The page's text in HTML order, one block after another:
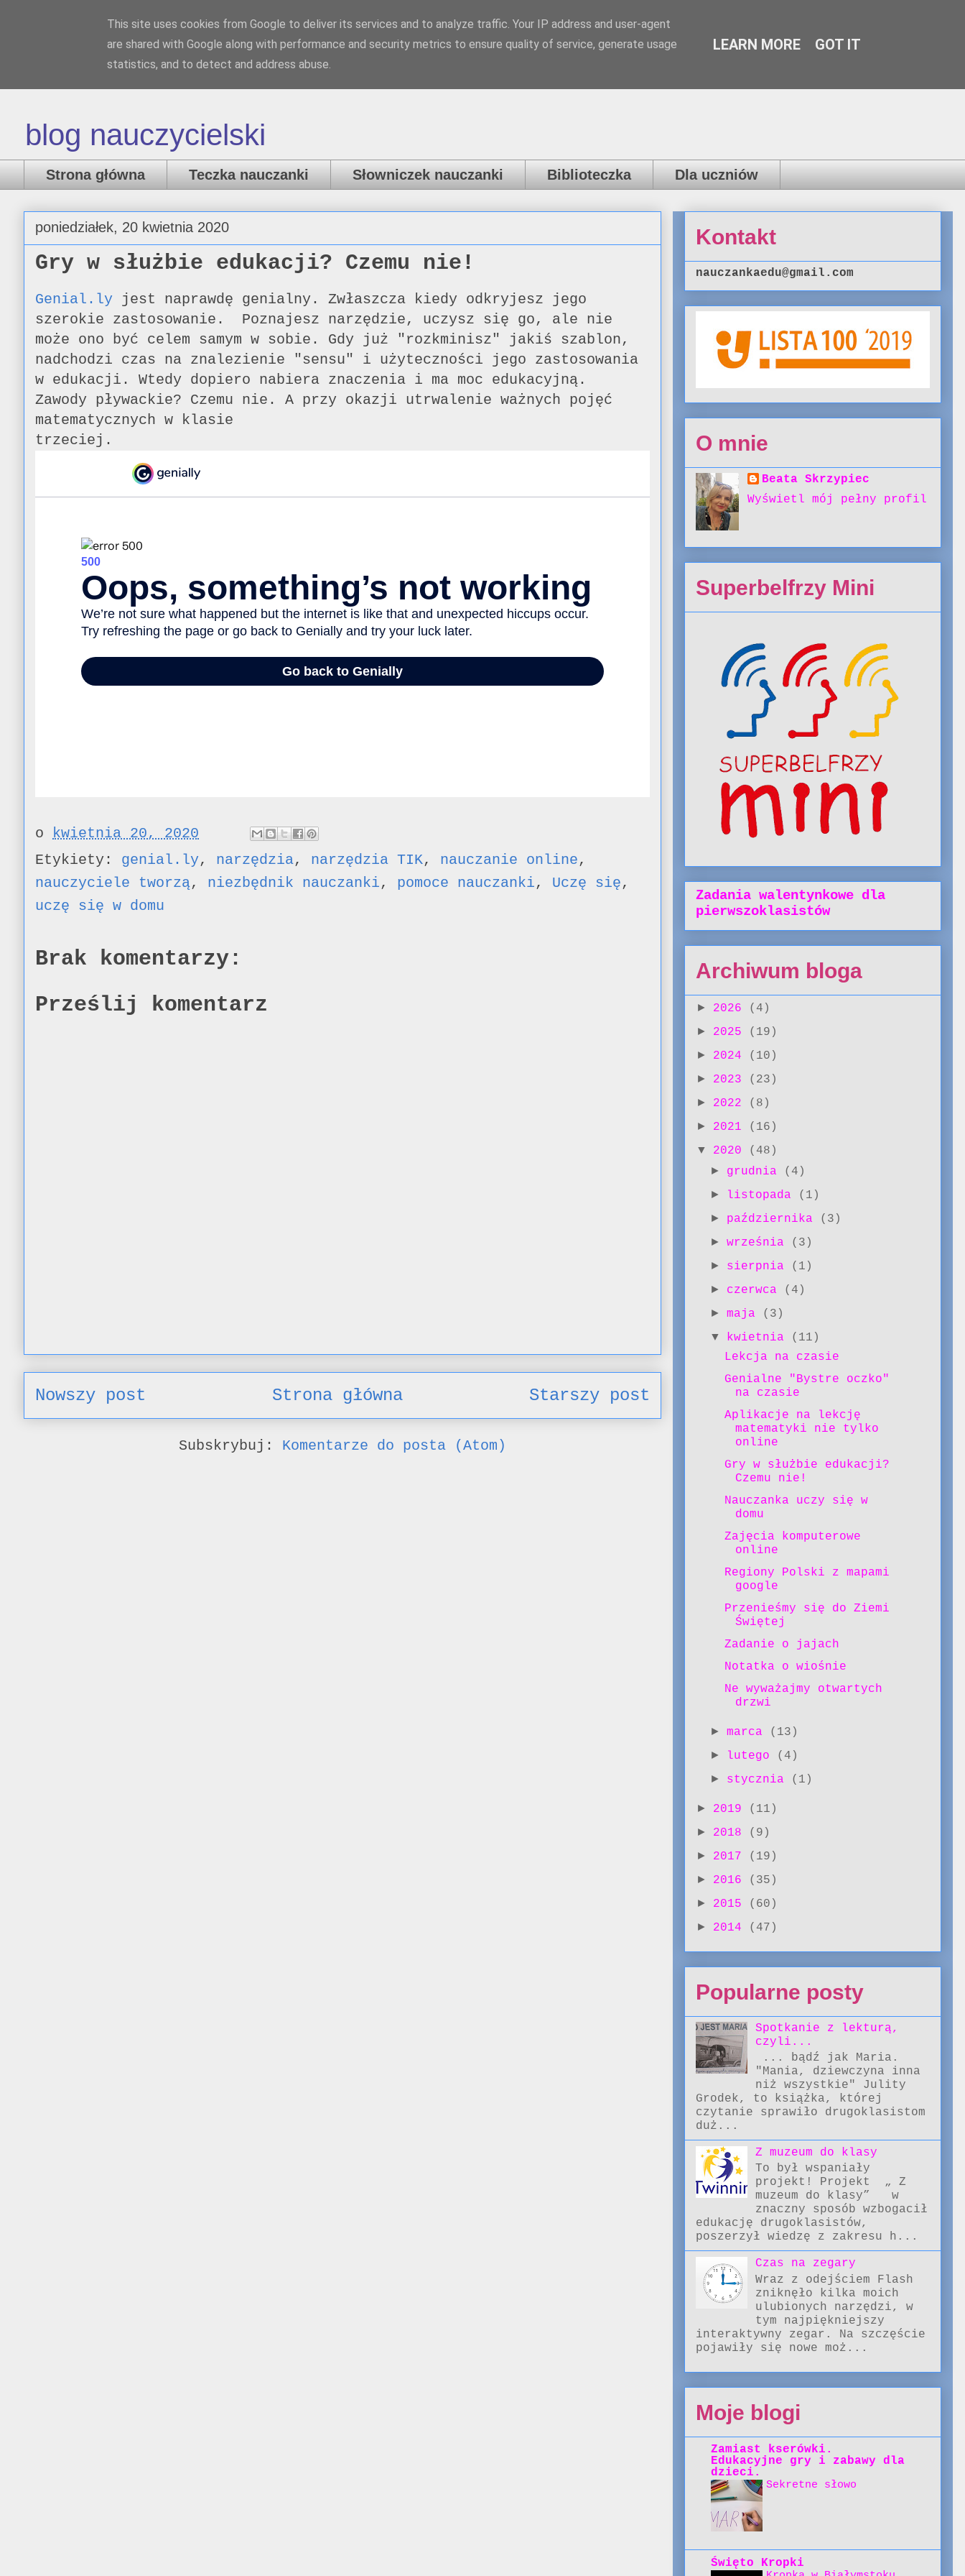
Nauczanka
blog nauczycielski
Strona główna Teczka nauczanki Słowniczek nauczanki Biblioteczka Dla uczniów
poniedziałek, 20 kwietnia 2020
Gry w służbie edukacji? Czemu nie!
Genial.ly jest naprawdę genialny. Zwłaszcza kiedy odkryjesz jego
szerokie zastosowanie. Poznajesz narzędzie, uczysz się go, ale nie
może ono być celem samym w sobie. Gdy już "rozkminisz" jakiś szablon,
nadchodzi czas na znalezienie "sensu" i użyteczności jego zastosowania
w edukacji. Wtedy dopiero nabiera znaczenia i ma moc edukacyjną.
Zawody pływackie? Czemu nie. A przy okazji utrwalenie ważnych pojęć
matematycznych w klasie
trzeciej.
o kwietnia 20, 2020
Etykiety: genial.ly, narzędzia, narzędzia TIK, nauczanie online,
nauczyciele tworzą, niezbędnik nauczanki, pomoce nauczanki, Uczę się,
uczę się w domu
Brak komentarzy:
Prześlij komentarz
Nowszy post Starszy post
Strona główna
Subskrybuj: Komentarze do posta (Atom)
Kontakt
nauczankaedu@gmail.com
O mnie
Beata Skrzypiec
Wyświetl mój pełny profil
Superbelfrzy Mini
Zadania walentynkowe dla
pierwszoklasistów
Archiwum bloga
► 2026 (4)
► 2025 (19)
► 2024 (10)
► 2023 (23)
► 2022 (8)
► 2021 (16)
▼ 2020 (48)
► grudnia (4)
► listopada (1)
► października (3)
►września (3)
► sierpnia (1)
► czerwca (4)
►maja (3)
▼ kwietnia
(11)
Lekcja na czasie
Genialne "Bystre oczko"
na czasie
Aplikacje na lekcję
matematyki nie tylko
online
Gry w służbie edukacji?
Czemu nie!
Nauczanka uczy się w
domu
Zajęcia komputerowe
online
Regiony Polski z mapami
google
Przenieśmy się do Ziemi
Świętej
Zadanie o jajach
Notatka o wiośnie
Ne wyważajmy otwartych
drzwi
►marca (13)
► lutego (4)
► stycznia (1)
► 2019 (11)
► 2018 (9)
► 2017 (19)
► 2016 (35)
► 2015 (60)
► 2014 (47)
Popularne posty
Spotkanie z lekturą,
czyli...
... bądź jak Maria.
"Mania, dziewczyna inna
niż wszystkie" Julity
Grodek, to książka, której
czytanie sprawiło drugoklasistom
duż...
Z muzeum do klasy
To był wspaniały
projekt! Projekt „ Z
muzeum do klasy” w
znaczny sposób wzbogacił
edukację drugoklasistów,
poszerzył wiedzę z zakresu h...
Czas na zegary
Wraz z odejściem Flash
zniknęło kilka moich
ulubionych narzędzi, w
tym najpiękniejszy
interaktywny zegar. Na szczęście
pojawiły się nowe moż...
Moje blogi
Zamiast kserówki.
Edukacyjne gry i zabawy dla
dzieci.
Sekretne słowo
Święto Kropki
This site uses cookies from Google to deliver its services and to analyze traffic. Your IP address and user-agent
are shared with Google along with performance and security metrics to ensure quality of service, generate usage
statistics, and to detect and address abuse.
LEARN MORE GOT IT